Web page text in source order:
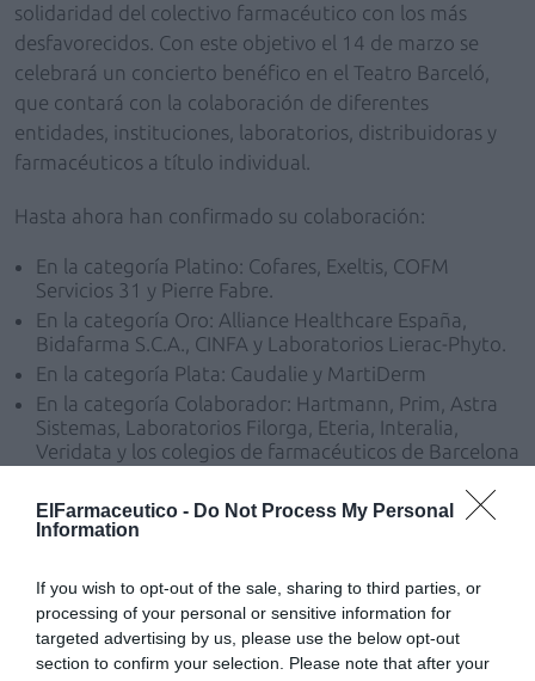
ElFarmaceutico - Do Not Process My Personal
Information
If you wish to opt-out of the sale, sharing to third parties, or
processing of your personal or sensitive information for
targeted advertising by us, please use the below opt-out
section to confirm your selection. Please note that after your
solidaridad del colectivo farmacéutico con los más
desfavorecidos. Con este objetivo el 14 de marzo se
celebrará un concierto benéfico en el Teatro Barceló,
que contará con la colaboración de diferentes
entidades, instituciones, laboratorios, distribuidoras y
farmacéuticos a título individual.
Hasta ahora han confirmado su colaboración:
En la categoría Platino: Cofares, Exeltis, COFM
Servicios 31 y Pierre Fabre.
En la categoría Oro: Alliance Healthcare España,
Bidafarma S.C.A., CINFA y Laboratorios Lierac-Phyto.
En la categoría Plata: Caudalie y MartiDerm
En la categoría Colaborador: Hartmann, Prim, Astra
Sistemas, Laboratorios Filorga, Eteria, Interalia,
Veridata y los colegios de farmacéuticos de Barcelona
La ONG Farmamundi dispondrá de un stand abierto en
proyecto de ayuda humanitaria y contribuir a su
financiación. Asimismo, el programa científico de
Infarma incluye una conferencia de Farmacéuticos
Mundi, el día 15 de marzo, sobre «Respuesta eficaz ante